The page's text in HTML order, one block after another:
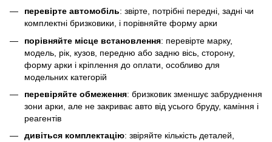
перевірте автомобіль: звірте, потрібні передні, задні чи
комплектні бризковики, і порівняйте форму арки
порівняйте місце встановлення: перевірте марку,
модель, рік, кузов, передню або задню вісь, сторону,
форму арки і кріплення до оплати, особливо для
модельних категорій
перевіряйте обмеження: бризковик зменшує забруднення
зони арки, але не закриває авто від усього бруду, каміння і
реагентів
дивіться комплектацію: звіряйте кількість деталей,